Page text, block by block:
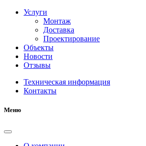
Услуги
Монтаж
Доставка
Проектирование
Объекты
Новости
Отзывы
Техническая информация
Контакты
Меню